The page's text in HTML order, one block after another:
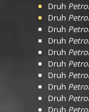
Druh
Druh
Druh
Druh
Druh
Druh
Druh
Druh
Druh
Druh